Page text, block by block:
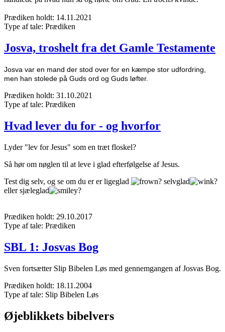
Prædiken holdt: 14.11.2021
Type af tale: Prædiken
Josva, troshelt fra det Gamle Testamente
Josva var en mand der stod over for en kæmpe stor udfordring,
men han stolede på Guds ord og Guds løfter.
Prædiken holdt: 31.10.2021
Type af tale: Prædiken
Hvad lever du for - og hvorfor
Lyder "lev for Jesus" som en træt floskel?
Så hør om nøglen til at leve i glad efterfølgelse af Jesus.
Test dig selv, og se om du er er ligeglad
? selvglad
?
eller sjæleglad
?
Prædiken holdt: 29.10.2017
Type af tale: Prædiken
SBL 1: Josvas Bog
Sven fortsætter Slip Bibelen Løs med gennemgangen af Josvas Bog.
Prædiken holdt: 18.11.2004
Type af tale: Slip Bibelen Løs
Øjeblikkets bibelvers